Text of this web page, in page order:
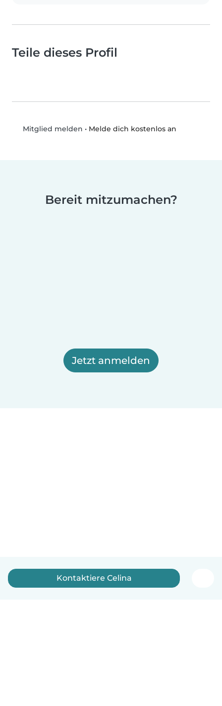
Teile dieses Profil
Mitglied melden • Melde dich kostenlos an
Bereit mitzumachen?
Jetzt anmelden
Kontaktiere Celina